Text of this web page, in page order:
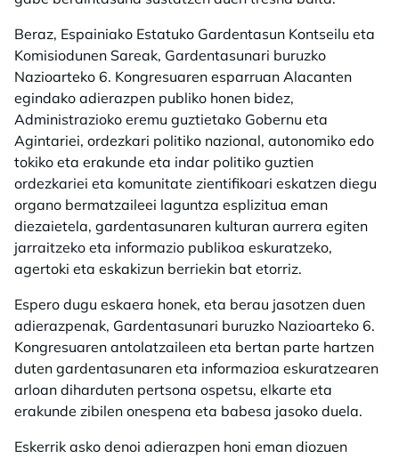
Beraz, Espainiako Estatuko Gardentasun Kontseilu eta
Komisiodunen Sareak, Gardentasunari buruzko
Nazioarteko 6. Kongresuaren esparruan Alacanten
egindako adierazpen publiko honen bidez,
Administrazioko eremu guztietako Gobernu eta
Agintariei, ordezkari politiko nazional, autonomiko edo
tokiko eta erakunde eta indar politiko guztien
ordezkariei eta komunitate zientifikoari eskatzen diegu
organo bermatzaileei laguntza esplizitua eman
diezaietela, gardentasunaren kulturan aurrera egiten
jarraitzeko eta informazio publikoa eskuratzeko,
agertoki eta eskakizun berriekin bat etorriz.
Espero dugu eskaera honek, eta berau jasotzen duen
adierazpenak, Gardentasunari buruzko Nazioarteko 6.
Kongresuaren antolatzaileen eta bertan parte hartzen
duten gardentasunaren eta informazioa eskuratzearen
arloan diharduten pertsona ospetsu, elkarte eta
erakunde zibilen onespena eta babesa jasoko duela.
Eskerrik asko denoi adierazpen honi eman diozuen